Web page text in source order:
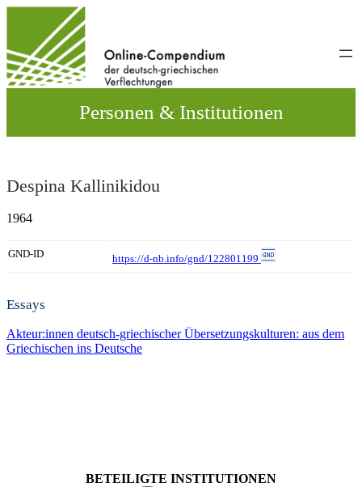
wechseln
Personen & Institutionen
Despina Kallinikidou
1964
GND-ID https://d-nb.info/gnd/122801199
Essays
Akteur:innen deutsch-griechischer Übersetzungskulturen: aus dem
Griechischen ins Deutsche
BETEILIGTE INSTITUTIONEN